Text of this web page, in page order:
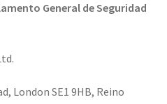
General de Seguridad
London SE1 9HB, Reino